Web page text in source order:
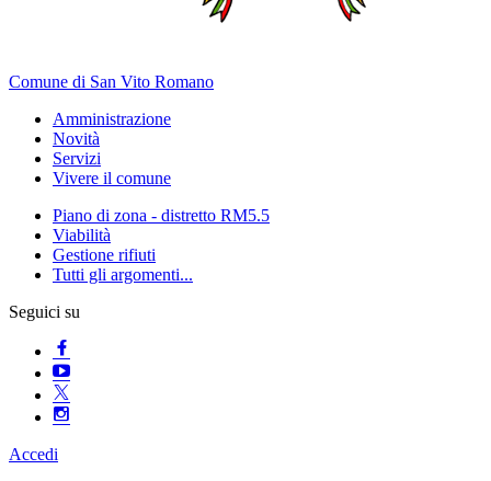
Comune di San Vito Romano
Amministrazione
Novità
Servizi
Vivere il comune
Piano di zona - distretto RM5.5
Viabilità
Gestione rifiuti
Tutti gli argomenti...
Seguici su
Accedi